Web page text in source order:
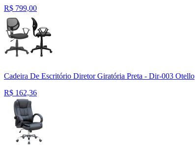
R$ 799,00
Cadeira De Escritório Diretor Giratória Preta - Dir-003 Otello
R$ 162,36